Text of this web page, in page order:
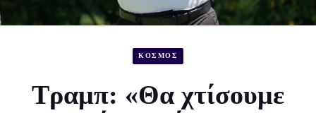
ΚΟΣΜΟΣ
Τραμπ: «Θα χτίσουμε